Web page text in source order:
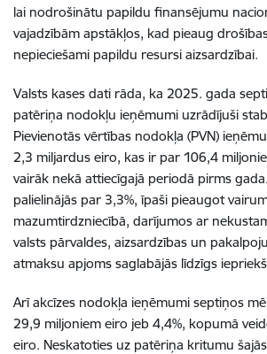
lai nodrošinātu papildu finansējumu
vajadzībām apstākļos, kad pieaug
nepieciešami papildu resursi aizsardzībai.
Valsts kases dati rāda, ka 2025. gada
patēriņa nodokļu ieņēmumi uzrādījuši
Pievienotās vērtības nodokļa (PVN)
2,3 miljardus eiro, kas ir par 106,4
vairāk nekā attiecīgajā periodā pirms
palielinājās par 3,3%, īpaši pieaugot
mazumtirdzniecībā, darījumos ar
valsts pārvaldes, aizsardzības un
atmaksu apjoms saglabājās līdzīgs
Arī akcīzes nodokļa ieņēmumi septiņos
29,9 miljoniem eiro jeb 4,4%, kopumā
eiro. Neskatoties uz patēriņa kritumu